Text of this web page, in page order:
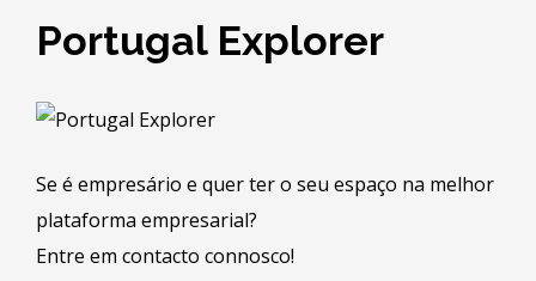
Portugal Explorer
Se é empresário e quer ter o seu espaço na melhor
plataforma empresarial?
Entre em contacto connosco!